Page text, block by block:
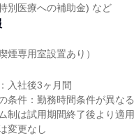
別医療への補助金) など
煙専用室設置あり）
入社後3ヶ月間
条件：勤務時間条件が異なる
制は試用期間終了後より適用
変更なし